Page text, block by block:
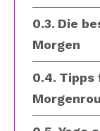
Die
Morgen
Tipps